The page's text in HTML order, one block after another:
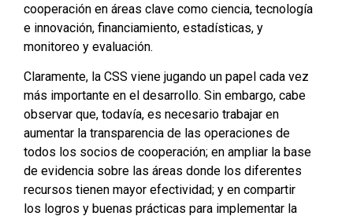
cooperación en áreas clave como ciencia, tecnología
e innovación, financiamiento, estadísticas, y
monitoreo y evaluación.
Claramente, la CSS viene jugando un papel cada vez
más importante en el desarrollo. Sin embargo, cabe
observar que, todavía, es necesario trabajar en
aumentar la transparencia de las operaciones de
todos los socios de cooperación; en ampliar la base
de evidencia sobre las áreas donde los diferentes
recursos tienen mayor efectividad; y en compartir
los logros y buenas prácticas para implementar la